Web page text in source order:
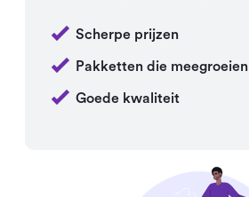
Scherpe prijzen
Pakketten die meegroeien
Goede kwaliteit